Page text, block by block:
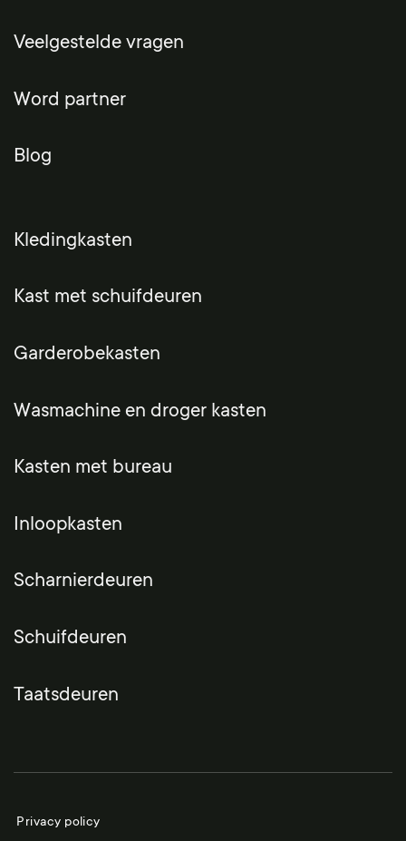
Veelgestelde vragen
Word partner
Blog
Kledingkasten
Kast met schuifdeuren
Garderobekasten
Wasmachine en droger kasten
Kasten met bureau
Inloopkasten
Scharnierdeuren
Schuifdeuren
Taatsdeuren
Privacy policy